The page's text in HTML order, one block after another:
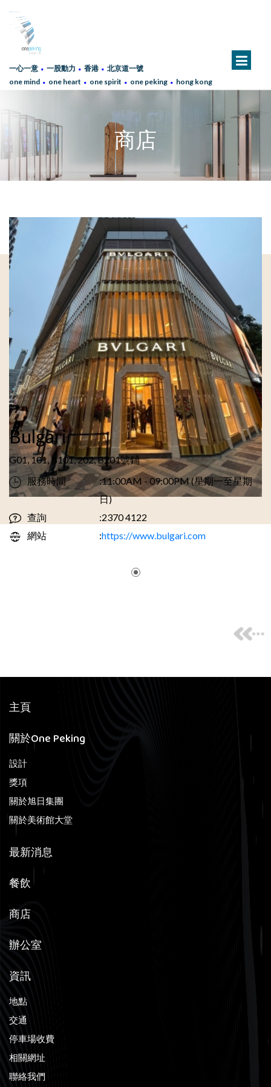
一心一意 ∙ 一股動力 ∙ 香港 ∙ 北京道一號
one mind ∙ one heart ∙ one spirit ∙ one peking ∙ hong kong
商店
Bulgari
G01, 101, B101, 202, B201號鋪
服務時間
:11:00AM - 09:00PM (星期一至星期
日)
查詢
:2370 4122
網站
:https://www.bulgari.com
主頁
關於One Peking
設計
獎項
關於旭日集團
關於美術館大堂
最新消息
餐飲
商店
辦公室
資訊
地點
交通
停車場收費
相關網址
聯絡我們